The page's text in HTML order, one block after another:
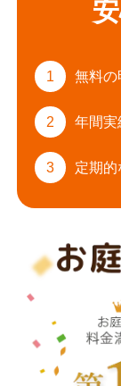
1 無料の
2 年間実
3 定期